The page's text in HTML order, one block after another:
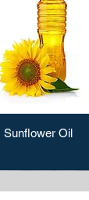
Sunflower Oil